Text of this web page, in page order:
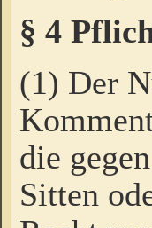
§ 4
(1) Der
die
Sitten